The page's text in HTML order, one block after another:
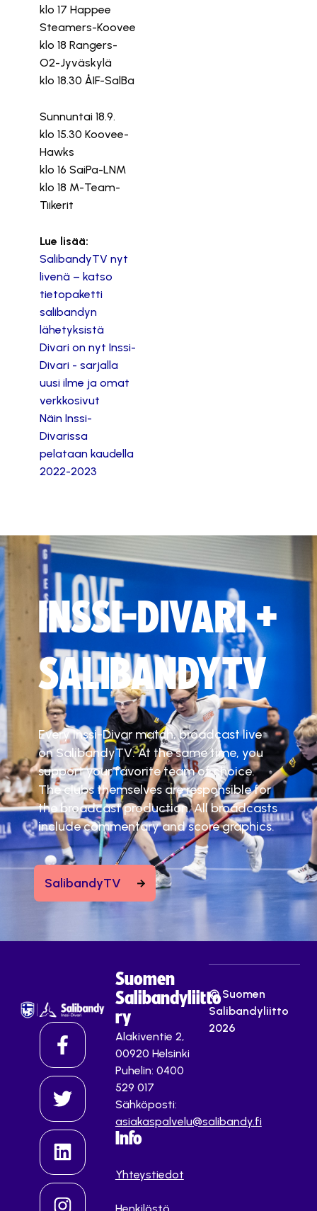
klo 17 Happee
Steamers-Koovee
klo 18 Rangers-
O2-Jyväskylä
klo 18.30 ÅIF-SalBa
Sunnuntai 18.9.
klo 15.30 Koovee-
Hawks
klo 16 SaiPa-LNM
klo 18 M-Team-
Tiikerit
Lue lisää:
SalibandyTV nyt
livenä – katso
tietopaketti
salibandyn
lähetyksistä
Divari on nyt Inssi-
Divari - sarjalla
uusi ilme ja omat
verkkosivut
Näin Inssi-
Divarissa
pelataan kaudella
2022-2023
INSSI-DIVARI +
SALIBANDYTV
Every Inssi-Divar match, broadcast live
on SalibandyTV. At the same time, you
support your favorite team of choice.
The clubs themselves are responsible for
the broadcast production. All broadcasts
include commentary and score graphics.
SalibandyTV
Suomen
Salibandyliitto
ry
Alakiventie 2,
00920 Helsinki
Puhelin: 0400
529 017
Sähköposti:
asiakaspalvelu@salibandy.fi
Info
Yhteystiedot
© Suomen
Salibandyliitto
2026